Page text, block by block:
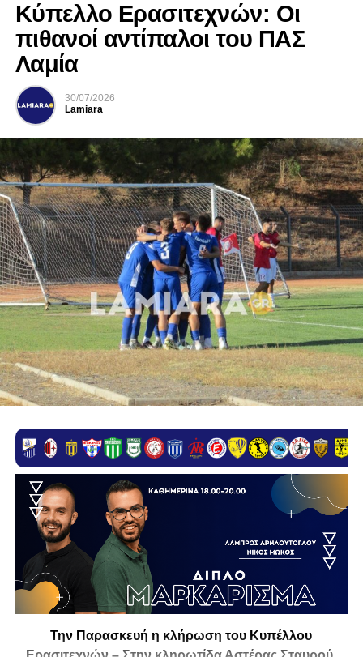
Κύπελλο Ερασιτεχνών: Οι
πιθανοί αντίπαλοι του ΠΑΣ
Λαμία
30/07/2026
Lamiara
Την Παρασκευή η κλήρωση του Κυπέλλου